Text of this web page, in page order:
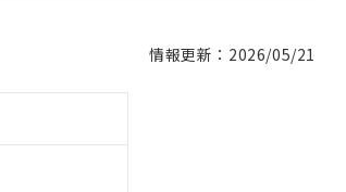
情報更新：2026/05/21